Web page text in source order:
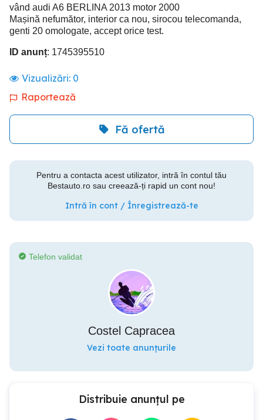
vând audi A6 BERLINA 2013 motor 2000
Mașină nefumător, interior ca nou, sirocou telecomanda,
genti 20 omologate, accept orice test.
ID anunț: 1745395510
Vizualizări: 0
Raportează
Fă ofertă
Pentru a contacta acest utilizator, intră în contul tău
Bestauto.ro sau creează-ți rapid un cont nou!
Intră în cont / Înregistrează-te
Telefon validat
Costel Capracea
Vezi toate anunțurile
Distribuie anunțul pe